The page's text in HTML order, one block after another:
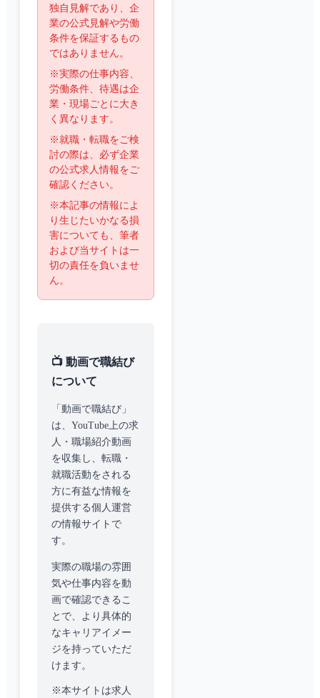
独自見解であり、企
業の公式見解や労働
条件を保証するもの
ではありません。
※実際の仕事内容、
労働条件、待遇は企
業・現場ごとに大き
く異なります。
※就職・転職をご検
討の際は、必ず企業
の公式求人情報をご
確認ください。
※本記事の情報によ
り生じたいかなる損
害についても、筆者
および当サイトは一
切の責任を負いませ
ん。
📺 動画で職結び
について
「動画で職結び」
は、YouTube上の求
人・職場紹介動画
を収集し、転職・
就職活動をされる
方に有益な情報を
提供する個人運営
の情報サイトで
す。
実際の職場の雰囲
気や仕事内容を動
画で確認できるこ
とで、より具体的
なキャリアイメー
ジを持っていただ
けます。
※本サイトは求人